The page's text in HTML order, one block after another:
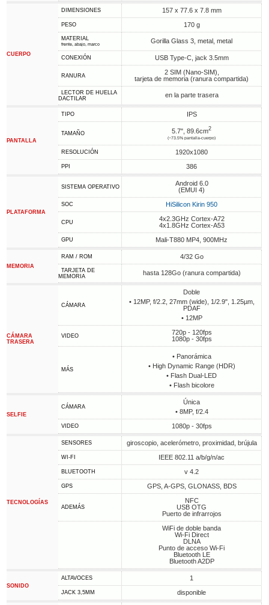
CUERPO
DIMENSIONES 157 x 77.6 x 7.8 mm
PESO 170 g
MATERIAL
frente, abajo, marco Gorilla Glass 3, metal, metal
CONEXIÓN USB Type-C, jack 3.5mm
RANURA
2 SIM (Nano-SIM),
tarjeta de memoria (ranura compartida)
LECTOR DE HUELLA
DACTILAR
en la parte trasera
PANTALLA
TIPO IPS
TAMAÑO 5.7", 89.6cm2
(~73.5% pantalla-cuerpo)
RESOLUCIÓN 1920x1080
PPI 386
PLATAFORMA
SISTEMA OPERATIVO
Android 6.0
(EMUI 4)
SOC HiSilicon Kirin 950
CPU
4x2.3GHz Cortex-A72
4x1.8GHz Cortex-A53
GPU Mali-T880 MP4, 900MHz
MEMORIA
RAM / ROM 4/32 Go
TARJETA DE
MEMORIA
hasta 128Go (ranura compartida)
CÁMARA
TRASERA
CÁMARA
Doble
• 12MP, f/2.2, 27mm (wide), 1/2.9", 1.25µm,
PDAF
• 12MP
VIDEO
720p - 120fps
1080p - 30fps
MÁS
• Panorámica
• High Dynamic Range (HDR)
• Flash Dual-LED
• Flash bicolore
SELFIE
CÁMARA
Única
• 8MP, f/2.4
VIDEO 1080p - 30fps
TECNOLOGÍAS
SENSORES giroscopio, acelerómetro, proximidad, brújula
WI-FI IEEE 802.11 a/b/g/n/ac
BLUETOOTH v 4.2
GPS GPS, A-GPS, GLONASS, BDS
ADEMÁS
NFC
USB OTG
Puerto de infrarrojos
WiFi de doble banda
Wi-Fi Direct
DLNA
Punto de acceso Wi-Fi
Bluetooth LE
Bluetooth A2DP
SONIDO
ALTAVOCES 1
JACK 3,5MM disponible